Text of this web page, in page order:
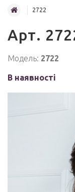
2722
Арт.
Модель: 2722
В наявності